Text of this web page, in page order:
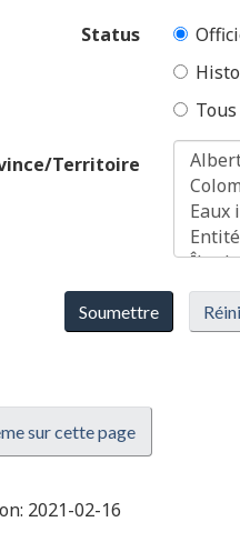
Status
Tous
Territoire
Soumettre
sur cette page
2021-02-16